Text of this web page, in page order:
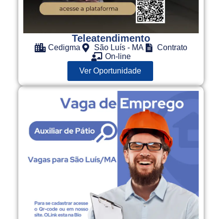
Teleatendimento
Cedigma São Luís - MA
Contrato
On-line
Ver Oportunidade